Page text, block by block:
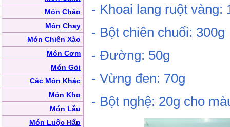
Món Cháo
Món Chay
Món Chiên Xào
Món Cơm
Món Gỏi
Các Món Khác
Món Kho
Món Lẫu
Món Luộc Hấp
- Khoai lang ruột vàng:
- Bột chiên chuối: 300g
- Đường: 50g
- Vừng đen: 70g
- Bột nghệ: 20g cho